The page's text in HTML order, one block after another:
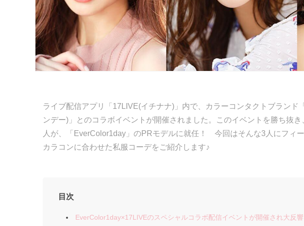
ライブ配信アプリ「17LIVE(イチナナ)」内で、カラーコンタクトブランド
ンデー)」とのコラボイベントが開催されました。このイベントを勝ち抜
人が、「EverColor1day」のPRモデルに就任！ 今回はそんな3人にフィ
カラコンに合わせた私服コーデをご紹介します♪
目次
EverColor1day×17LIVEのスペシャルコラボ配信イベントが開催され大反